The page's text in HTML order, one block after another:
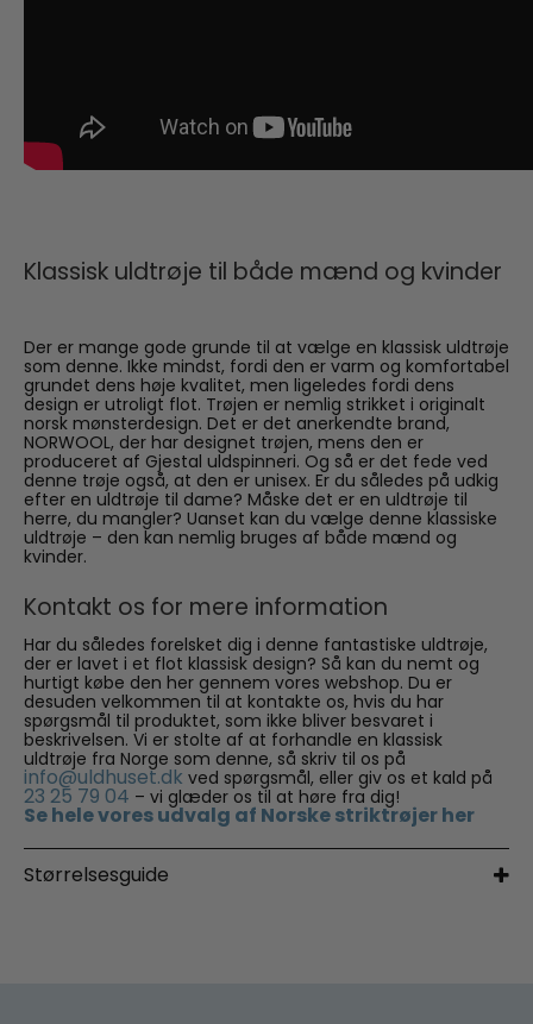
Klassisk uldtrøje til både mænd og kvinder
Der er mange gode grunde til at vælge en klassisk uldtrøje
som denne. Ikke mindst, fordi den er varm og komfortabel
grundet dens høje kvalitet, men ligeledes fordi dens
design er utroligt flot. Trøjen er nemlig strikket i originalt
norsk mønsterdesign. Det er det anerkendte brand,
NORWOOL, der har designet trøjen, mens den er
produceret af Gjestal uldspinneri. Og så er det fede ved
denne trøje også, at den er unisex. Er du således på udkig
efter en uldtrøje til dame? Måske det er en uldtrøje til
herre, du mangler? Uanset kan du vælge denne klassiske
uldtrøje – den kan nemlig bruges af både mænd og
kvinder.
Kontakt os for mere information
Har du således forelsket dig i denne fantastiske uldtrøje,
der er lavet i et flot klassisk design? Så kan du nemt og
hurtigt købe den her gennem vores webshop. Du er
desuden velkommen til at kontakte os, hvis du har
spørgsmål til produktet, som ikke bliver besvaret i
beskrivelsen. Vi er stolte af at forhandle en klassisk
uldtrøje fra Norge som denne, så skriv til os på
info@uldhuset.dk ved spørgsmål, eller giv os et kald på
23 25 79 04 – vi glæder os til at høre fra dig!
Se hele vores udvalg af Norske striktrøjer her
Størrelsesguide